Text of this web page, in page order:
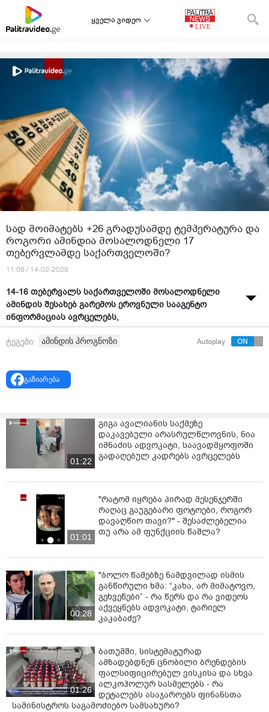
ყველა ვიდეო
სად მოიმატებს +26 გრადუსამდე ტემპერატურა და
როგორი ამინდია მოსალოდნელი 17
თებერვლამდე საქართველოში?
11:06 / 14-02-2026
14-16 თებერვალს საქართველოში მოსალოდნელი
ამინდის შესახებ გარემოს ეროვნული სააგენტო
ინფორმაციას ავრცელებს,
14-15 თებერვალს საქართველოში სითბოს ფონზე
თბილისშიშედარებით თბილი და უმეტესად უნალექო
სანაპირო რაიონებში (ბათუმი, ქობულეთი, ანაკლია,
ფოთი): 14-15 თებერვალს მოსალოდნელია წვიმა,
ხოლო 16 თებერვალს გამოიდარებს. ჰაერის
ტემპერატურა 14-15 თებერვალს დღისით +18 +20
გრადუსი დაფიქსირდება, 16 თებერვალს კი +24, +26
გრადუსამდე მოიმატებს.
დასავლეთ საქართველოს დაბლობ რაიონებში
(ზესტაფონი, ქუთაისი, სამტრედია, ზუგდიდი,
მარტვილი, ოზურგეთი):
მოსალოდნელია წვიმა, ხოლო 16 თებერვალს
გამოიდარებს. ჰაერის ტემპერატურა 14-15 თებერვალს
დღისით +17 +19 გრადუსი დაფიქსირდება, 16
თებერვალს კი +23, +25 გრადუსამდე მოიმატებს.
დასავლეთ საქართველოს მთიან რაიონებში
მოსალოდნელია წვიმა, ხოლო 16 თებერვალს
გამოიდარებს. ჰაერის ტემპერატურა 14-15 თებერვალს
დღისით +15 +17 გრადუსი დაფიქსირდება, 16
თებერვალს კი +20, +22 გრადუსამდე მოიმატებს.
ტეგები: ამინდის პროგნოზი Autoplay
გაზიარება
01:22
გიგა ავალიანის საქმეზე
დაკავებული არასრულწლოვნის, ნია
იმნაძის ადვოკატი, საავადმყოფოში
გადაღებულ კადრებს ავრცელებს
01:01
"რატომ იყრება პირად მესენჯერში
რაღაც გაუგებარი ფოტოები, როგორ
დავაღწიო თავი?" - შესაძლებელია
თუ არა ამ ფუნქციის წაშლა?
00:28
"ბოლო წამებზე ნამდვილად ისმის
განწირული ხმა: “კახა, არ მიმატოვო,
გეხვეწები” - რა წერს და რა ვიდეოს
აქვეყნებს ადვოკატი, ტარიელ
კაკაბაძე?
01:26
ბათუმში, სისტემატურად
ამზადებდნენ ცნობილი ბრენდების
ფალსიფიცირებულ ვისკისა და სხვა
ალკოჰოლურ სასმელებს - რა
დეტალებს ასაჯაროებს ფინანსთა
სამინისტროს საგამოძიებო სამსახური?